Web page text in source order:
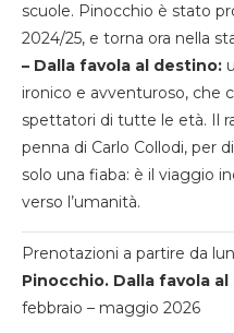
scuole. Pinocchio è stato
2024/25, e torna ora nella
– Dalla favola al destino:
ironico e avventuroso, che
spettatori di tutte le età. Il
penna di Carlo Collodi, per
solo una fiaba: è il viaggio
verso l’umanità.
Prenotazioni a partire da
Pinocchio. Dalla favola
febbraio – maggio 2026